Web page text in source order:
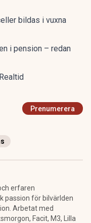
bildas i vuxna
i pension – redan
Prenumerera
erfaren
passion för bilvärlden
Arbetat med
Facit, M3, Lilla